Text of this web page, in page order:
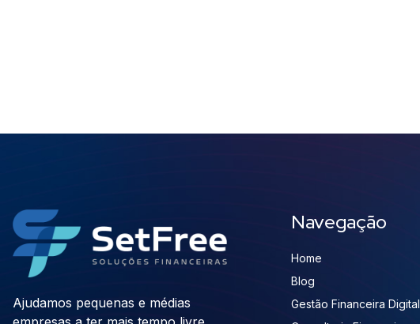
Ajudamos pequenas e médias
Navegação
Home
Blog
Gestão Financeira Digital